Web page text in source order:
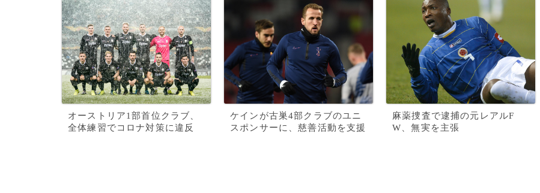
オーストリア1部首位クラブ、
全体練習でコロナ対策に違反
ケインが古巣4部クラブのユニ
スポンサーに、慈善活動を支援
麻薬捜査で逮捕の元レアルF
W、無実を主張